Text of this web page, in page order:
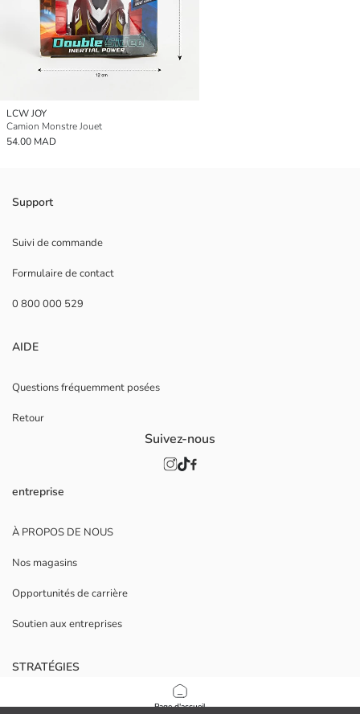
Page d'accueil
LCW JOY
Camion Monstre Jouet
54.00 MAD
Support
Suivi de commande
Formulaire de contact
0 800 000 529
AIDE
Questions fréquemment posées
Retour
entreprise
À PROPOS DE NOUS
Nos magasins
Opportunités de carrière
Soutien aux entreprises
STRATÉGIES
Politique de confidentialité et de sécurité des données
Suivez-nous